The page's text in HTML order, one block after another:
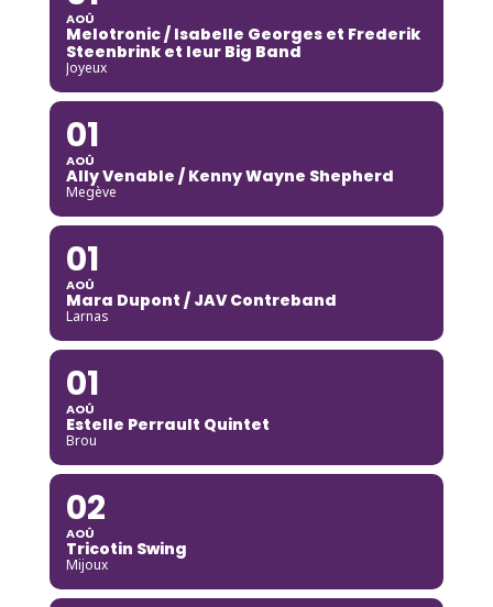
AOÛ
Melotronic / Isabelle Georges et Frederik
Steenbrink et leur Big Band
Joyeux
01
AOÛ
Ally Venable / Kenny Wayne Shepherd
Megève
01
AOÛ
Mara Dupont / JAV Contreband
Larnas
01
AOÛ
Estelle Perrault Quintet
Brou
02
AOÛ
Tricotin Swing
Mijoux